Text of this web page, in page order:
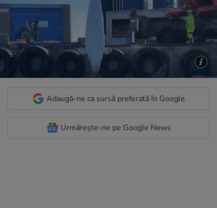
Adaugă-ne ca sursă preferată în Google
Urmărește-ne pe Google News